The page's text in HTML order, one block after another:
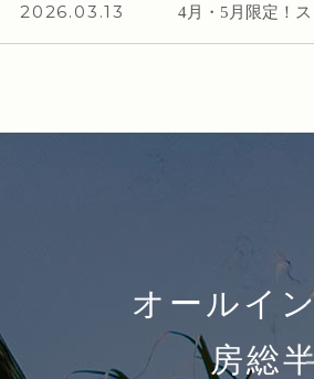
2026.03.13 4月・5月限定！
オールイ
房総